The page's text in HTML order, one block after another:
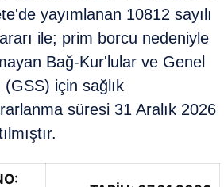
yayımlanan 10812 sayılı
ile; prim borcu nedeniyle
Bağ-Kur'lular ve Genel
(GSS) için sağlık
süresi 31 Aralık 2026